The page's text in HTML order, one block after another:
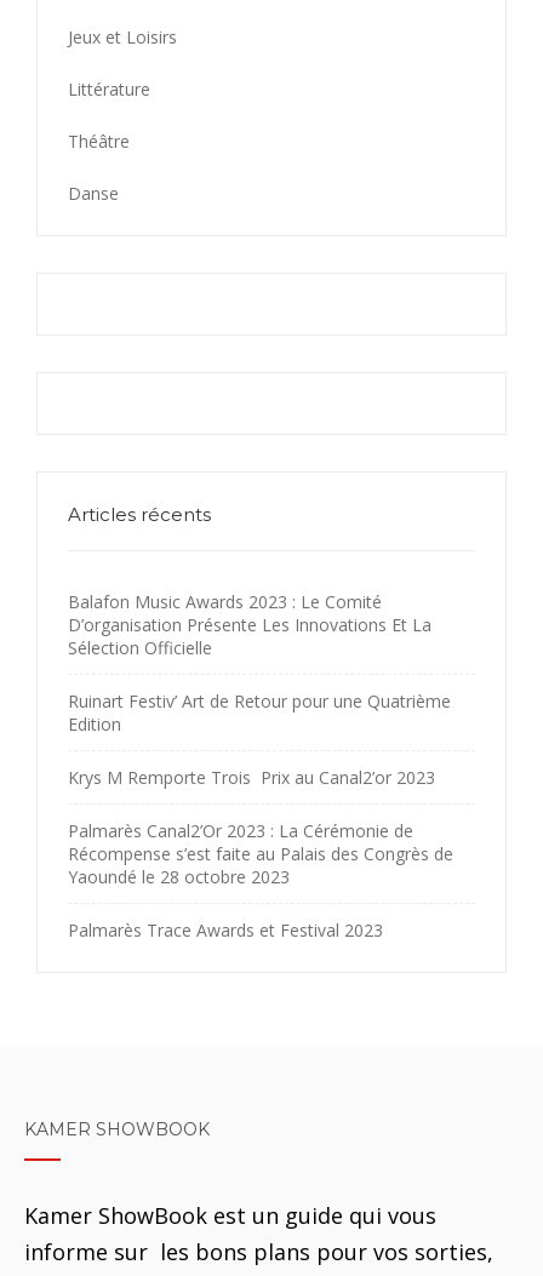
Jeux et Loisirs
Littérature
Théâtre
Danse
Articles récents
Balafon Music Awards 2023 : Le Comité
D’organisation Présente Les Innovations Et La
Sélection Officielle
Ruinart Festiv’ Art de Retour pour une Quatrième
Edition
Krys M Remporte Trois Prix au Canal2’or 2023
Palmarès Canal2’Or 2023 : La Cérémonie de
Récompense s’est faite au Palais des Congrès de
Yaoundé le 28 octobre 2023
Palmarès Trace Awards et Festival 2023
KAMER SHOWBOOK
Kamer ShowBook est un guide qui vous
informe sur les bons plans pour vos sorties,